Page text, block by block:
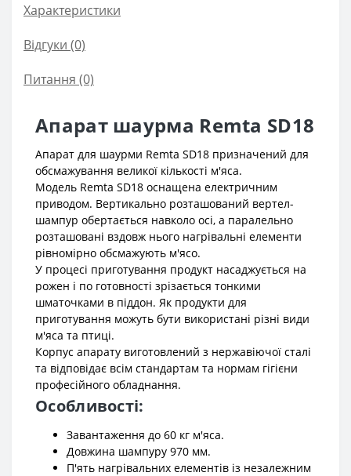
Характеристики
Відгуки (0)
Питання (0)
Апарат шаурма Remta SD18
Апарат для шаурми Remta SD18 призначений для
обсмажування великої кількості м'яса.
Модель Remta SD18 оснащена електричним
приводом. Вертикально розташований вертел-
шампур обертається навколо осі, а паралельно
розташовані вздовж нього нагрівальні елементи
рівномірно обсмажують м'ясо.
У процесі приготування продукт насаджується на
рожен і по готовності зрізається тонкими
шматочками в піддон. Як продукти для
приготування можуть бути використані різні види
м'яса та птиці.
Корпус апарату виготовлений з нержавіючої сталі
та відповідає всім стандартам та нормам гігієни
професійного обладнання.
Особливості:
Завантаження до 60 кг м'яса.
Довжина шампуру 970 мм.
П'ять нагрівальних елементів із незалежним